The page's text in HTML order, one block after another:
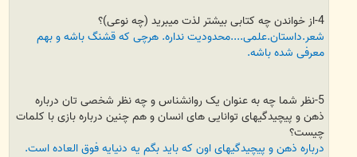
4-از خواندن چه کتابی بیشتر لذت میبرید (چه نوعی)؟
شعر.داستان.علمی....محدودیت نداره. هرچی که قشنگ باشه و بهم
معرفی شده باشه.
5-نظر شما چه به عنوان یک روانشناس و چه نظر شخصی تان درباره
ذهن و پیچیدگیهای توانایی های انسان و هم چنین درباره بازی با کلمات
چیست؟
درباره ذهن و پیچیدگیهای اون که باید بگم یه دنیایه فوق العاده است.